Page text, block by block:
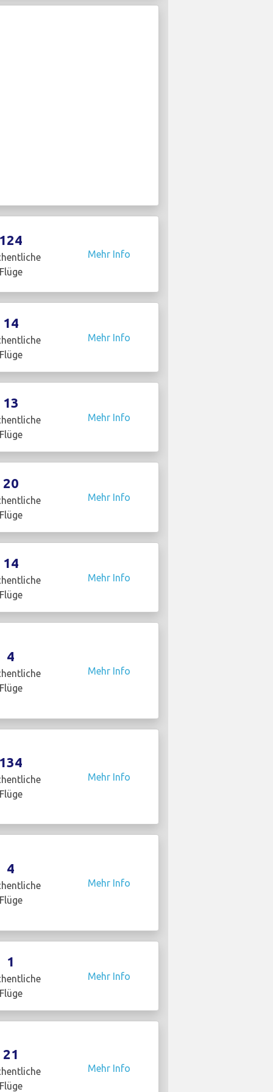
Mehr Info
14
Mehr Info
13
Mehr Info
20
Mehr Info
14
Mehr Info
4
Mehr Info
Mehr Info
4
Mehr Info
1
Mehr Info
21
Mehr Info